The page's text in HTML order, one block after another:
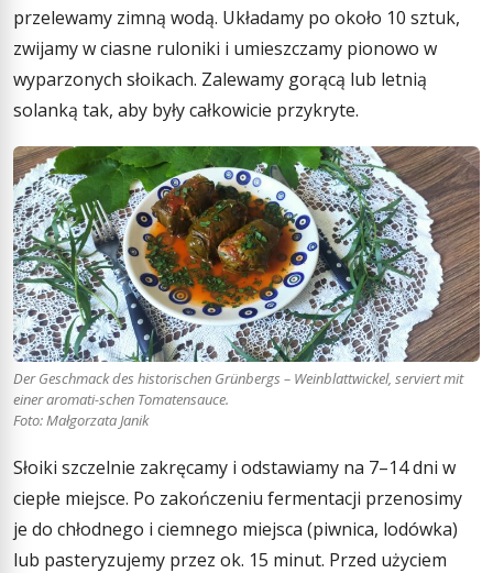
przelewamy zimną wodą. Układamy po około 10 sztuk,
zwijamy w ciasne ruloniki i umieszczamy pionowo w
wyparzonych słoikach. Zalewamy gorącą lub letnią
solanką tak, aby były całkowicie przykryte.
Der Geschmack des historischen Grünbergs – Weinblattwickel, serviert mit
einer aromati-schen Tomatensauce.
Foto: Małgorzata Janik
Słoiki szczelnie zakręcamy i odstawiamy na 7–14 dni w
ciepłe miejsce. Po zakończeniu fermentacji przenosimy
je do chłodnego i ciemnego miejsca (piwnica, lodówka)
lub pasteryzujemy przez ok. 15 minut. Przed użyciem